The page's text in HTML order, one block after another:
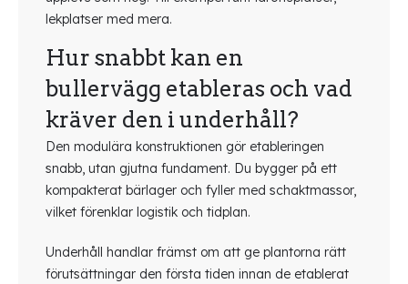
lekplatser med mera.
Hur snabbt kan en
bullervägg etableras och vad
kräver den i underhåll?
Den modulära konstruktionen gör etableringen
snabb, utan gjutna fundament. Du bygger på ett
kompakterat bärlager och fyller med schaktmassor,
vilket förenklar logistik och tidplan.
Underhåll handlar främst om att ge plantorna rätt
förutsättningar den första tiden innan de etablerat